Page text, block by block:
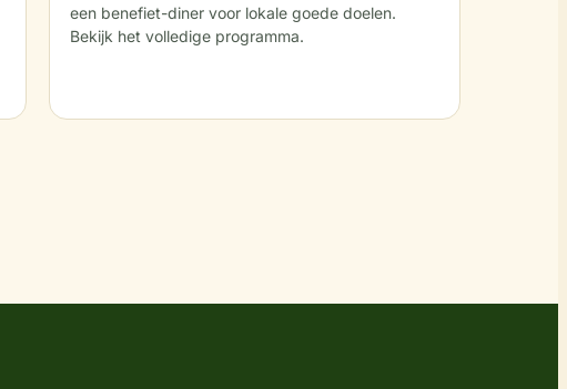
een benefiet-diner voor lokale goede doelen.
Bekijk het volledige programma.